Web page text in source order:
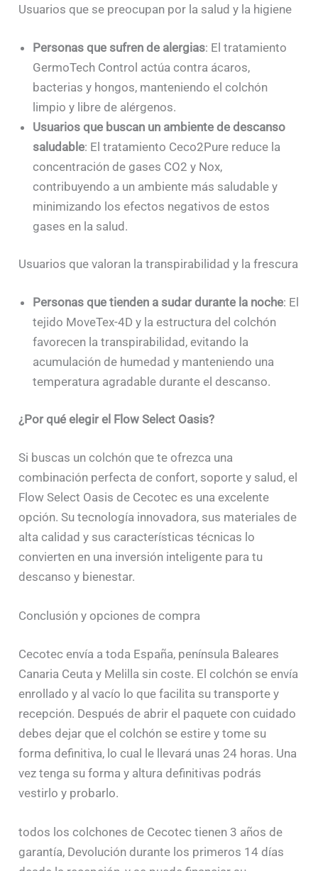
Usuarios que se preocupan por la salud y la higiene
Personas que sufren de alergias: El tratamiento
GermoTech Control actúa contra ácaros,
bacterias y hongos, manteniendo el colchón
limpio y libre de alérgenos.
Usuarios que buscan un ambiente de descanso
saludable: El tratamiento Ceco2Pure reduce la
concentración de gases CO2 y Nox,
contribuyendo a un ambiente más saludable y
minimizando los efectos negativos de estos
gases en la salud.
Usuarios que valoran la transpirabilidad y la frescura
Personas que tienden a sudar durante la noche: El
tejido MoveTex-4D y la estructura del colchón
favorecen la transpirabilidad, evitando la
acumulación de humedad y manteniendo una
temperatura agradable durante el descanso.
¿Por qué elegir el Flow Select Oasis?
Si buscas un colchón que te ofrezca una
combinación perfecta de confort, soporte y salud, el
Flow Select Oasis de Cecotec es una excelente
opción. Su tecnología innovadora, sus materiales de
alta calidad y sus características técnicas lo
convierten en una inversión inteligente para tu
descanso y bienestar.
Conclusión y opciones de compra
Cecotec envía a toda España, península Baleares
Canaria Ceuta y Melilla sin coste. El colchón se envía
enrollado y al vacío lo que facilita su transporte y
recepción. Después de abrir el paquete con cuidado
debes dejar que el colchón se estire y tome su
forma definitiva, lo cual le llevará unas 24 horas. Una
vez tenga su forma y altura definitivas podrás
vestirlo y probarlo.
todos los colchones de Cecotec tienen 3 años de
garantía, Devolución durante los primeros 14 días